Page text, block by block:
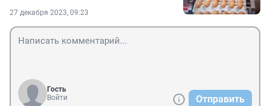
27 декабря 2023, 09:23
Гость
Войти
Отправить